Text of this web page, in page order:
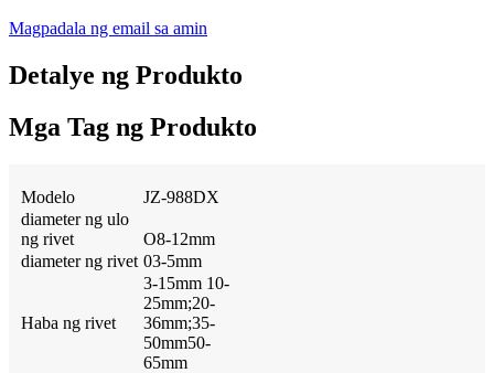
Magpadala ng email sa amin
Detalye ng Produkto
Mga Tag ng Produkto
Modelo
JZ-988DX
diameter ng ulo
ng rivet
O8-12mm
diameter ng rivet 03-5mm
Haba ng rivet
3-15mm 10-
25mm;20-
36mm;35-
50mm50-
65mm